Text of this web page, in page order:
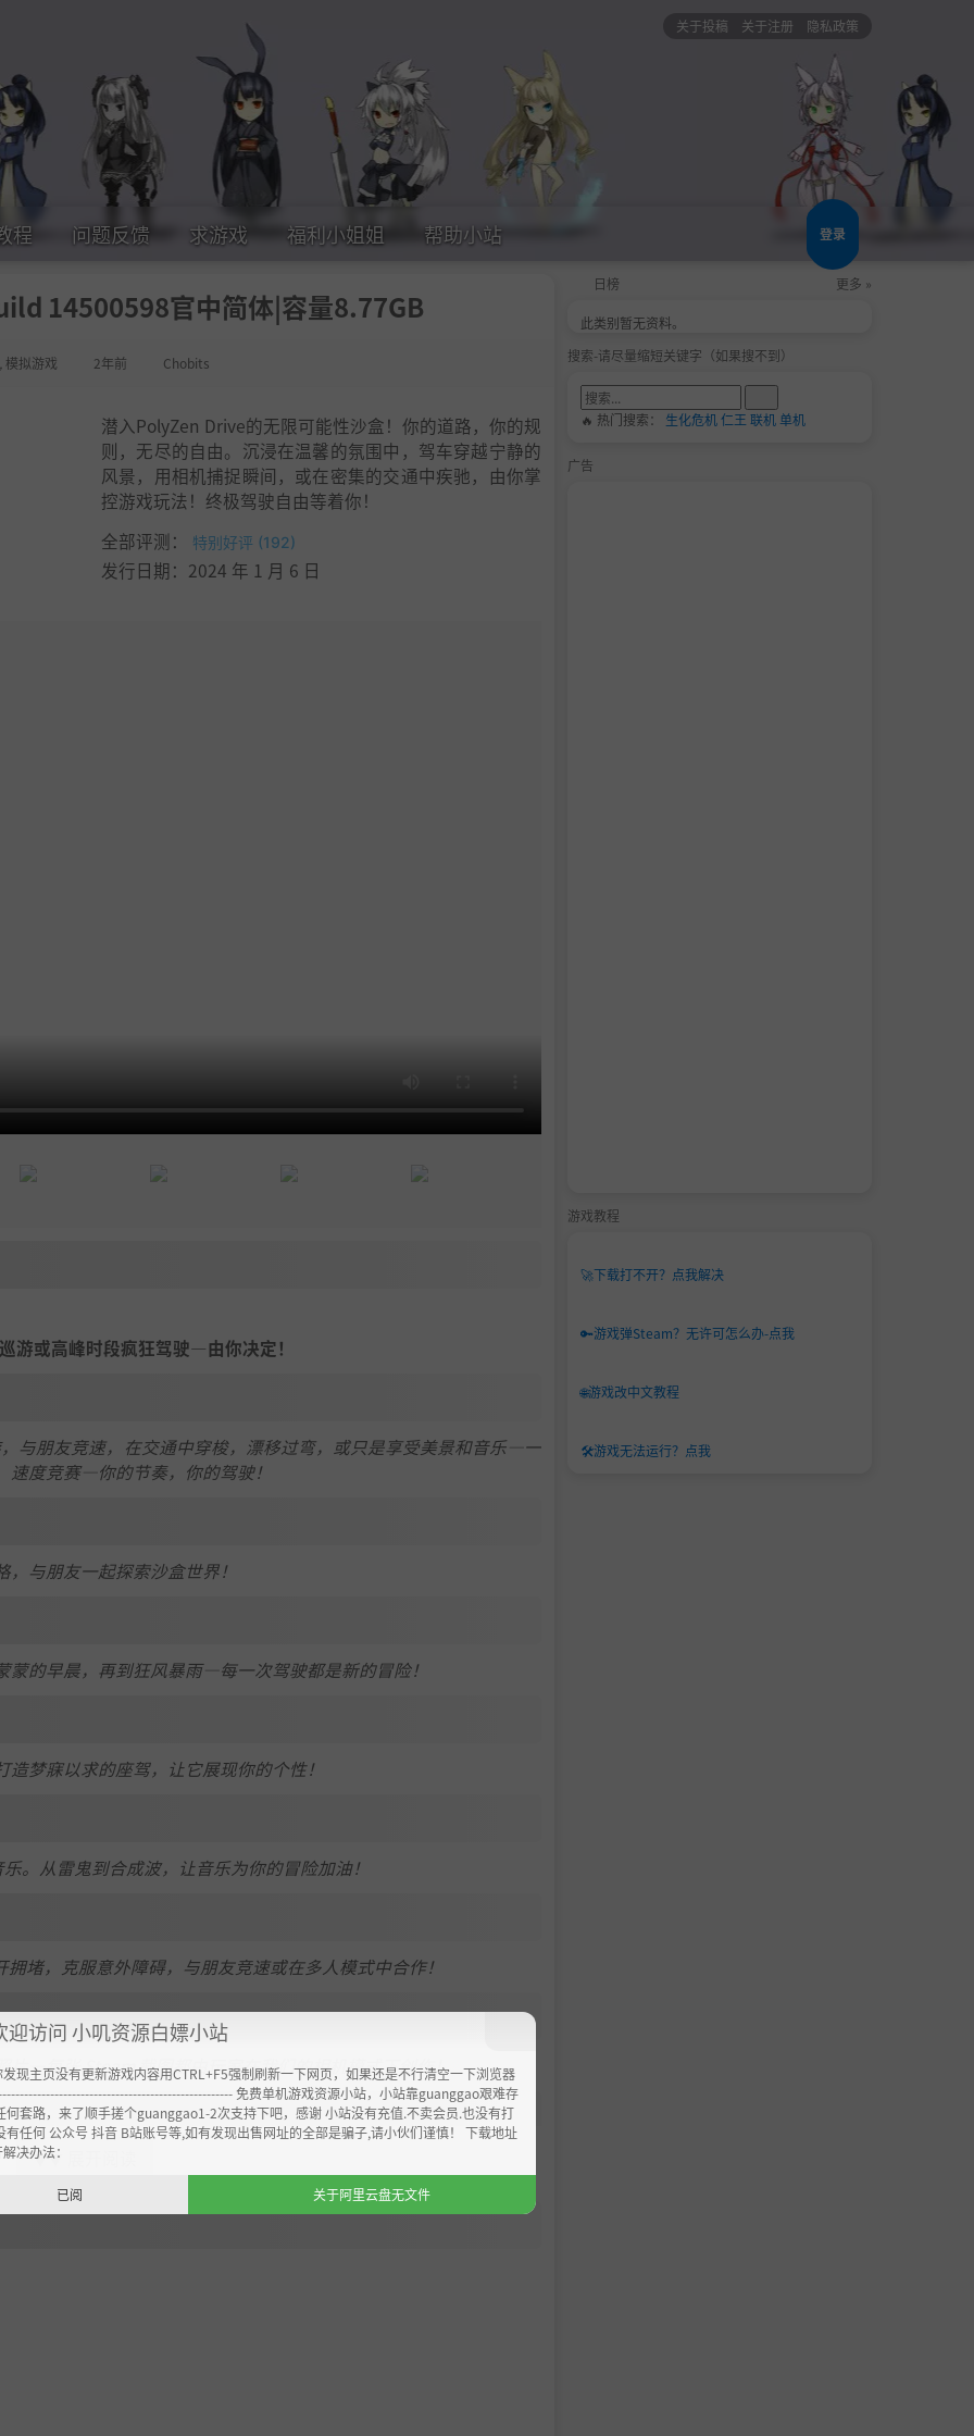
关于投稿 关于注册 隐私政策
程 问题反馈 求游戏 福利小姐姐 帮助小站 登录
14500598官中简体|容量8.77GB
模拟游戏 2年前 Chobits
潜入PolyZen Drive的无限可能性沙盒！你的道路，你的规
则，无尽的自由。沉浸在温馨的氛围中，驾车穿越宁静的
风景，用相机捕捉瞬间，或在密集的交通中疾驰，由你掌
控游戏玩法！终极驾驶自由等着你！
全部评测：
特别好评 (192)
发行日期：2024 年 1 月 6 日
游或高峰时段疯狂驾驶—由你决定！
与朋友竞速，在交通中穿梭，漂移过弯，或只是享受美景和音乐—一
速度竞赛—你的节奏，你的驾驶！
与朋友一起探索沙盒世界！
的早晨，再到狂风暴雨—每一次驾驶都是新的冒险！
梦寐以求的座驾，让它展现你的个性！
。从雷鬼到合成波，让音乐为你的冒险加油！
堵，克服意外障碍，与朋友竞速或在多人模式中合作！
片—每张 Steam 截图都由玩家在我们的相机模式下创作！
！设定你的节奏，制定你的规则，享受无尽的乐趣。今天就加入，
▼▼
日榜 更多 »
此类别暂无资料。
搜索-请尽量缩短关键字（如果搜不到）
🔥 热门搜索： 生化危机仁王 联机单机
广告
游戏教程
🚀下载打不开？点我解决
🔑游戏弹Steam？无许可怎么办-点我
🌐游戏改中文教程
🛠️游戏无法运行？点我
迎访问 小叽资源白嫖小站
现主页没有更新游戏内容用CTRL+F5强制刷新一下网页，如果还是不行清空一下浏览器
免费单机游戏资源小站，小站靠guanggao艰难存
何套路，来了顺手搓个guanggao1-2次支持下吧，感谢 小站没有充值.不卖会员.也没有打
有任何 公众号 抖音 B站账号等,如有发现出售网址的全部是骗子,请小伙们谨慎！ 下载地址
决办法：
已阅 关于阿里云盘无文件